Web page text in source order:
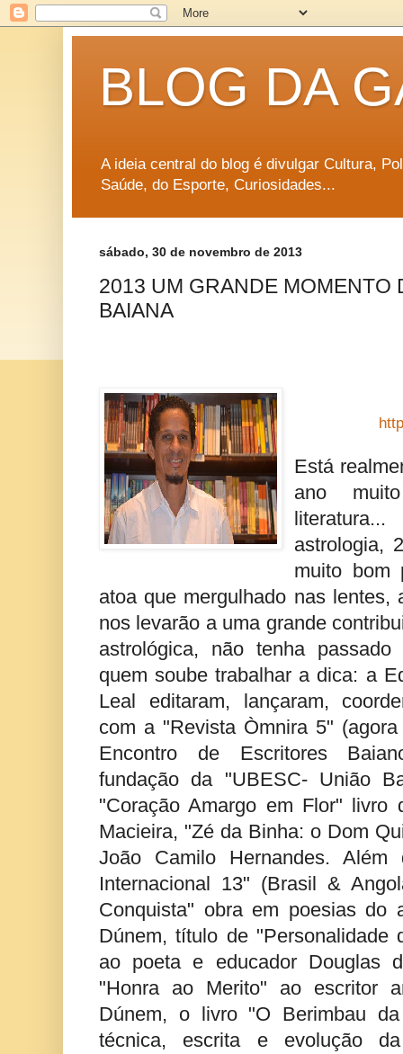
BLOG DA
A ideia central do blog é divulgar Cultura,
Saúde, do Esporte, Curiosidades...
sábado, 30 de novembro de 2013
2013 UM GRANDE MOMENTO
BAIANA
Está
ano
astrologia,
muito bom
atoa que mergulhado nas lentes,
nos levarão a uma grande
astrológica, não tenha
quem soube trabalhar a dica: a
Leal editaram, lançaram,
com a "Revista Òmnira 5"
Encontro de Escritores
fundação da "UBESC- União
"Coração Amargo em Flor" livro
Macieira, "Zé da Binha: o Dom
João Camilo Hernandes. Além
Internacional 13" (Brasil &
Conquista" obra em poesias do
Dúnem, título de "Personalidade
ao poeta e educador Douglas
"Honra ao Merito" ao escritor
Dúnem, o livro "O Berimbau
técnica, escrita e evolução